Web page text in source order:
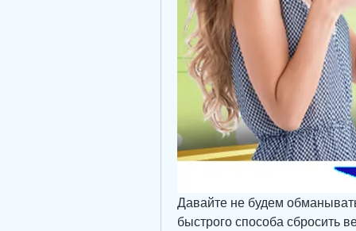
Давайте не будем
быстрого способа сбросить